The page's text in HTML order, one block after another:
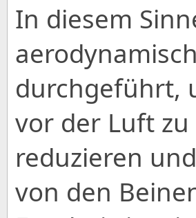
In diesem
durchgeführt,
vor der Luft
reduzieren
von den